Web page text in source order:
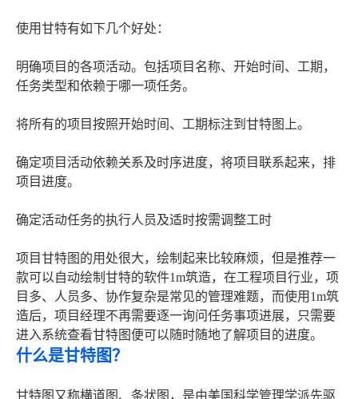
使用甘特有如下几个好处：
明确项目的各项活动。包括项目名称、开始时间、工期，
任务类型和依赖于哪一项任务。
将所有的项目按照开始时间、工期标注到甘特图上。
确定项目活动依赖关系及时序进度，将项目联系起来，排
项目进度。
确定活动任务的执行人员及适时按需调整工时
项目甘特图的用处很大，绘制起来比较麻烦，但是推荐一
款可以自动绘制甘特的软件1m筑造，在工程项目行业，项
目多、人员多、协作复杂是常见的管理难题，而使用1m筑
造后，项目经理不再需要逐一询问任务事项进展，只需要
进入系统查看甘特图便可以随时随地了解项目的进度。
什么是甘特图？
甘特图又称横道图、条状图，是由美国科学管理学派先驱